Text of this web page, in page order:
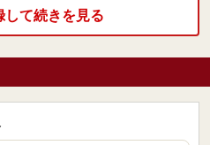
して続きを見る